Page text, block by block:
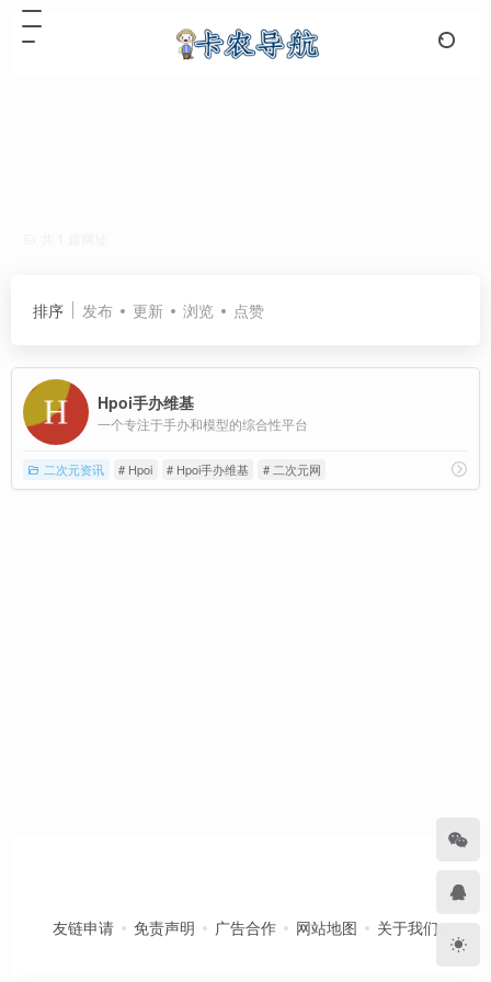
排序 发布 更新 浏览 点赞
Hpoi手办维基
一个专注于手办和模型的综合性平台
二次元资讯 # Hpoi # Hpoi手办维基 # 二次元网
友链申请 免责声明 广告合作 网站地图 关于我们